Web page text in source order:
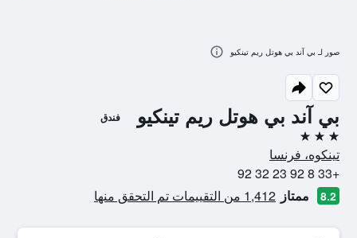
بي آند بي هوتل ريم تينكيو فندق
3 نجوم
تينكوه، فرنسا
+33 8 92 23 32 92
8.2 ممتاز 1,412 من التقييمات تم التحقق منها
صور لـ بي آند بي هوتل ريم تينكيو